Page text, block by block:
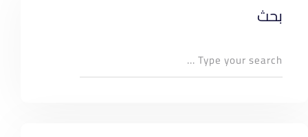
عملك في عالم الأعمال
بحث